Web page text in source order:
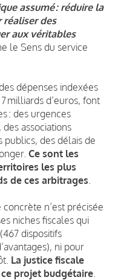
assumé : réduire la
réaliser des
aux véritables
le Sens du service
dépenses indexées
milliards d’euros, font
: des urgences
associations
publics, des délais de
Ce sont les
les plus
de ces arbitrages
n’est précisée
niches fiscales qui
dispositifs
ni pour
La justice fiscale
projet budgétaire